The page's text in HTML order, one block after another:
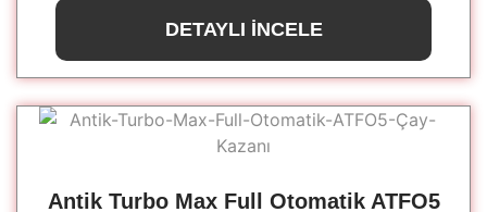
DETAYLI İNCELE
Antik Turbo Max Full Otomatik ATFO5